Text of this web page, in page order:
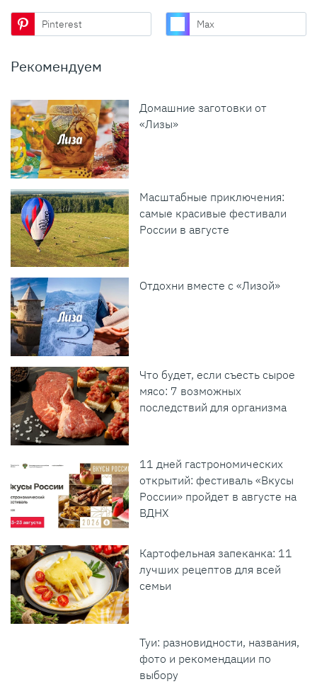
Pinterest Max
Рекомендуем
Домашние заготовки от
«Лизы»
Масштабные приключения:
самые красивые фестивали
России в августе
Отдохни вместе с «Лизой»
Что будет, если съесть сырое
мясо: 7 возможных
последствий для организма
11 дней гастрономических
открытий: фестиваль «Вкусы
России» пройдет в августе на
ВДНХ
Картофельная запеканка: 11
лучших рецептов для всей
семьи
Туи: разновидности, названия,
фото и рекомендации по
выбору